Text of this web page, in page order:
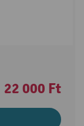
22 000 Ft